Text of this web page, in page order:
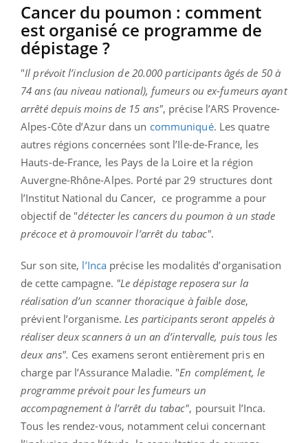
Cancer du poumon : comment
est organisé ce programme de
dépistage ?
"Il prévoit l’inclusion de 20.000 participants âgés de 50 à
74 ans (au niveau national), fumeurs ou ex-fumeurs ayant
arrêté depuis moins de 15 ans", précise l’ARS Provence-
Alpes-Côte d’Azur dans un communiqué. Les quatre
autres régions concernées sont l’Ile-de-France, les
Hauts-de-France, les Pays de la Loire et la région
Auvergne-Rhône-Alpes. Porté par 29 structures dont
l’Institut National du Cancer, ce programme a pour
objectif de "détecter les cancers du poumon à un stade
précoce et à promouvoir l’arrêt du tabac".
Sur son site, l’Inca précise les modalités d’organisation
de cette campagne. "Le dépistage reposera sur la
réalisation d’un scanner thoracique à faible dose,
prévient l’organisme.Les participants seront appelés à
réaliser deux scanners à un an d’intervalle, puis tous les
deux ans". Ces examens seront entièrement pris en
charge par l’Assurance Maladie. "En complément, le
programme prévoit pour les fumeurs un
accompagnement à l’arrêt du tabac", poursuit l’Inca.
Tous les rendez-vous, notamment celui concernant